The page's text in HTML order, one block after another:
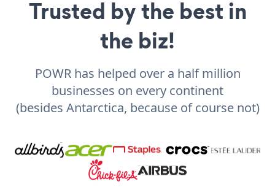
Trusted by the best in
the biz!
POWR has helped over a half million
businesses on every continent
(besides Antarctica, because of course not)